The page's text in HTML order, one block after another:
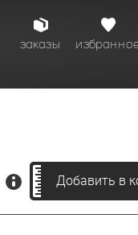
заказы
Добавить в